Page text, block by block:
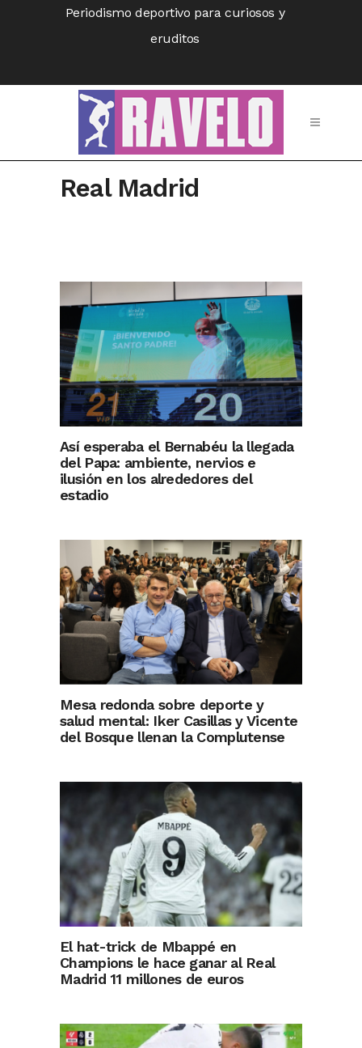
Periodismo deportivo para curiosos y
eruditos
Real Madrid
Así esperaba el Bernabéu la llegada
del Papa: ambiente, nervios e
ilusión en los alrededores del
estadio
Mesa redonda sobre deporte y
salud mental: Iker Casillas y Vicente
del Bosque llenan la Complutense
El hat-trick de Mbappé en
Champions le hace ganar al Real
Madrid 11 millones de euros